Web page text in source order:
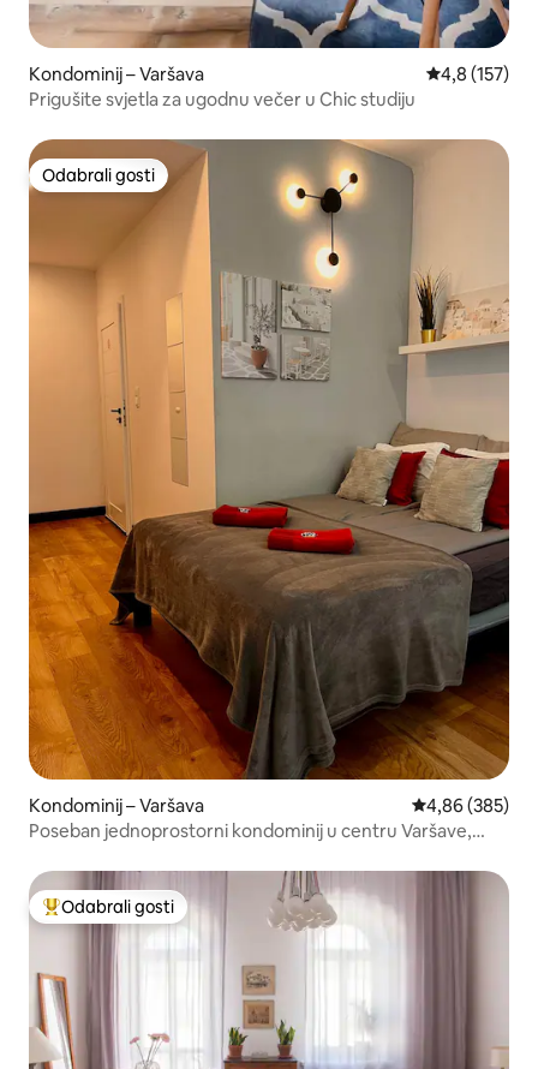
Kondominij – Varšava Prosječna
4,8 (157)
Prigušite svjetla za ugodnu večer u Chic studiju
Odabrali gosti
Odabrali gosti
Kondominij – Varšava Prosječna
4,86 (385)
Poseban jednoprostorni kondominij u centru Varšave,
Među najviše rangiranima s oznakom „Odabrali gosti”
Odabrali gosti